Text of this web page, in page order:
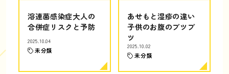
溶連菌感染症大人の
合併症リスクと予防
2025.10.04
未分類
あせもと湿疹の違い
子供のお腹のブツブ
ツ
2025.10.02
未分類